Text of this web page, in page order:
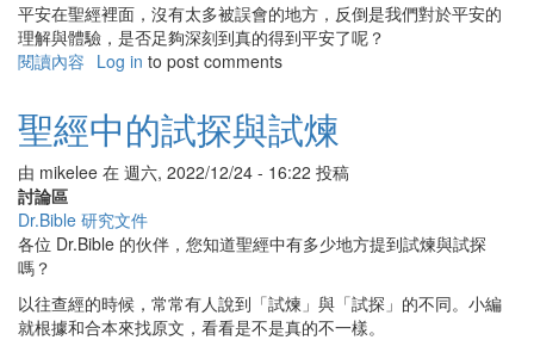
平安在聖經裡面，沒有太多被誤會的地方，反倒是我們對於平安的
理解與體驗，是否足夠深刻到真的得到平安了呢？
閱讀內容 有
經
的
安
Log in to post comments
聖經中的試探與試煉
由 mikelee 在 週六, 2022/12/24 - 16:22 投稿
討論區
Dr.Bible 研究文件
各位 Dr.Bible 的伙伴，您知道聖經中有多少地方提到試煉與試探
嗎？
以往查經的時候，常常有人說到「試煉」與「試探」的不同。小編
就根據和合本來找原文，看看是不是真的不一樣。